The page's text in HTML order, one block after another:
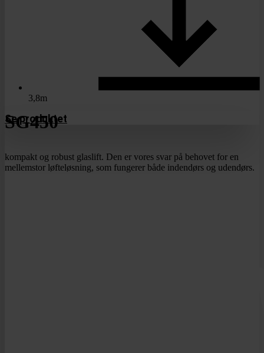
3,8m
Se produktet
SG450
kompakt og robust glaslift. Den er vores svar på behovet for en
mellemstor løfteløsning, som fungerer både indendørs og udendørs.